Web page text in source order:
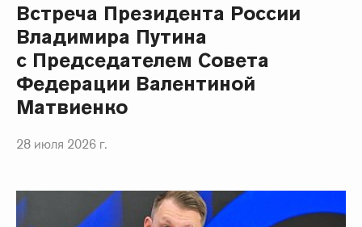
Встреча Президента России
Владимира Путина
с Председателем Совета
Федерации Валентиной
Матвиенко
28 июля 2026 г.